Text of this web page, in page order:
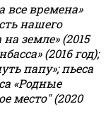
все времена»
нашего
земле» (2015
(2016 год);
папу»; пьеса
«Родные
место" (2020